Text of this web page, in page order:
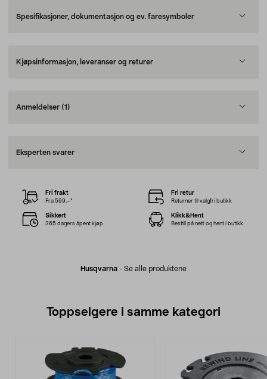
Spesifikasjoner, dokumentasjon og ev. faresymboler
Kjøpsinformasjon, leveranser og returer
Anmeldelser (1)
Eksperten svarer
Husqvarna - Se alle produktene
Fri frakt
Fra 599,–*
Fri retur
Returner til valgfri butikk
Sikkert
365 dagers åpent kjøp
Klikk&Hent
Bestill på nett og hent i butikk
Toppselgere i samme kategori